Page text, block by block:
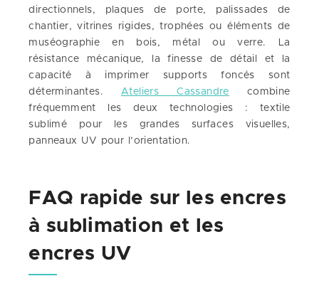
directionnels, plaques de porte, palissades de
chantier, vitrines rigides, trophées ou éléments de
muséographie en bois, métal ou verre. La
résistance mécanique, la finesse de détail et la
capacité à imprimer supports foncés sont
déterminantes. Ateliers Cassandre combine
fréquemment les deux technologies : textile
sublimé pour les grandes surfaces visuelles,
panneaux UV pour l’orientation.
FAQ rapide sur les encres
à sublimation et les
encres UV